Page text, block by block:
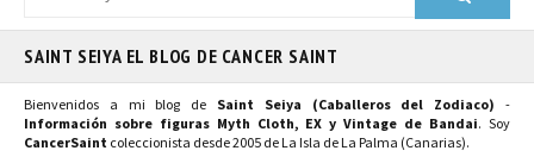
SAINT SEIYA EL BLOG DE CANCER SAINT
Bienvenidos a mi blog de Saint Seiya (Caballeros del Zodiaco) -
Información sobre figuras Myth Cloth, EX y Vintage de Bandai. Soy
CancerSaint coleccionista desde 2005 de La Isla de La Palma (Canarias).